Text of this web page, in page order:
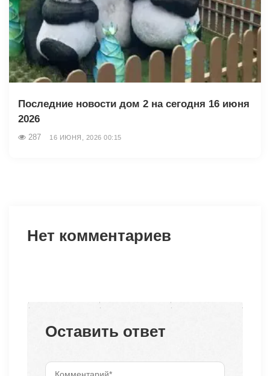
Последние новости дом 2 на сегодня 16 июня
2026
287 16 ИЮНЯ, 2026 00:15
Нет комментариев
Оставить ответ